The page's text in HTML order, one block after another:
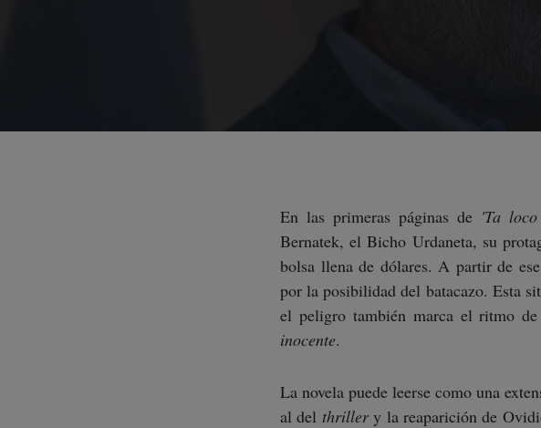
En las primeras páginas de 'Ta
Bernatek, el Bicho Urdaneta, su
bolsa llena de dólares. A partir de
por la posibilidad del batacazo. Esta
el peligro también marca el ritmo
inocente.
La novela puede leerse como una
al del thrillery la reaparición de